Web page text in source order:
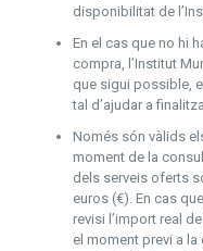
disponibilitat de
En el cas que no hi
compra, l’Institut
que sigui possible,
tal d’ajudar a
Només són vàlids
moment de la
dels serveis oferts
euros (€). En cas
revisi l’import real
el moment previ a la